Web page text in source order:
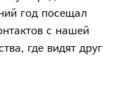
год посещал
с нашей
где видят друг